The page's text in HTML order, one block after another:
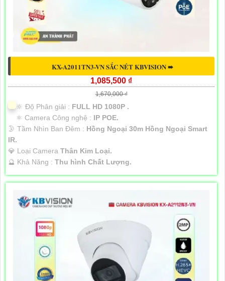
KX-A2011TN3-VN SẮC NÉT KBVISION ➠
1,085,500 ₫
1,670,000 ₫
🔆 Độ Phân giải : FULL HD 1080P .
⚛️ Camera Công nghệ : IP POE.
🌛 Tầm Nhìn Ban Đêm : Hồng Ngoại 30m Hồng Ngoại Smart
IR.
💎 Loại Camera Thân Kim Loại.
️🔮 Khả Năng : Thu hình Chất Lượng.